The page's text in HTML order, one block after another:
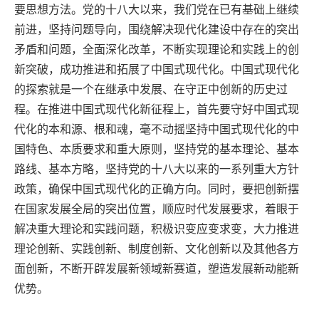
要思想方法。党的十八大以来，我们党在已有基础上继续
前进，坚持问题导向，围绕解决现代化建设中存在的突出
矛盾和问题，全面深化改革，不断实现理论和实践上的创
新突破，成功推进和拓展了中国式现代化。中国式现代化
的探索就是一个在继承中发展、在守正中创新的历史过
程。在推进中国式现代化新征程上，首先要守好中国式现
代化的本和源、根和魂，毫不动摇坚持中国式现代化的中
国特色、本质要求和重大原则，坚持党的基本理论、基本
路线、基本方略，坚持党的十八大以来的一系列重大方针
政策，确保中国式现代化的正确方向。同时，要把创新摆
在国家发展全局的突出位置，顺应时代发展要求，着眼于
解决重大理论和实践问题，积极识变应变求变，大力推进
理论创新、实践创新、制度创新、文化创新以及其他各方
面创新，不断开辟发展新领域新赛道，塑造发展新动能新
优势。